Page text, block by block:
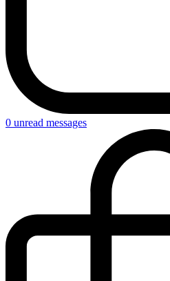
0 unread messages